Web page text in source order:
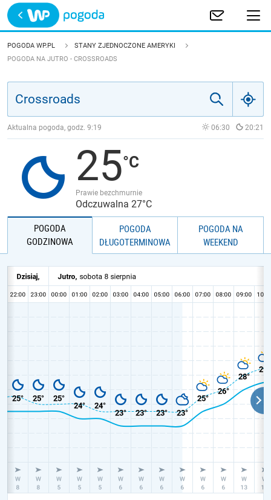
Trwa ładowanie
POLSKA
JAKOŚĆ POWIETRZA
POGODA WP.PL
STANY ZJEDNOCZONE AMERYKI
POGODA NA JUTRO - CROSSROADS
Aktualna pogoda, godz. 9:19 06:30 20:21
25
Prawie bezchmurnie
Odczuwalna 27°C
POGODA
GODZINOWA
POGODA
DŁUGOTERMINOWA
POGODA NA
WEEKEND